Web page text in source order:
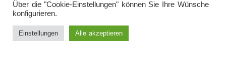
Über die "Cookie-Einstellungen" können Sie Ihre Wünsche
konfigurieren.
Einstellungen Alle akzeptieren